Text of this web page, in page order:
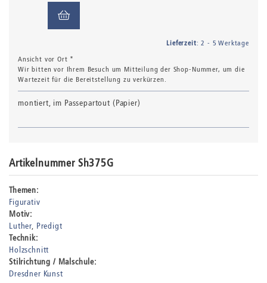
Lieferzeit: 2 - 5 Werktage
Ansicht vor Ort *
Wir bitten vor Ihrem Besuch um Mitteilung der Shop-Nummer, um die
Wartezeit für die Bereitstellung zu verkürzen.
montiert, im Passepartout (Papier)
Artikelnummer Sh375G
Themen:
Figurativ
Motiv:
Luther Predigt
Technik:
Holzschnitt
Stilrichtung / Malschule:
Dresdner Kunst